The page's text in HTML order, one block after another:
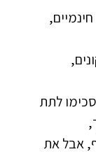
לתת
אבל את